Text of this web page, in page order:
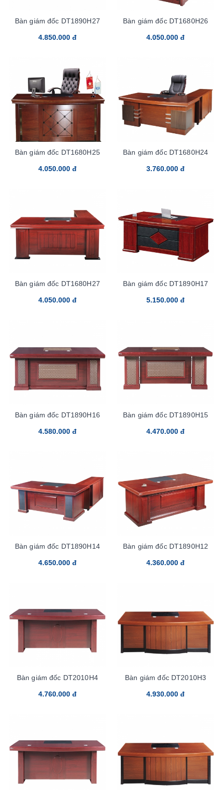
Bàn giám đốc DT1890H27
4.850.000 đ
Bàn giám đốc DT1680H26
4.050.000 đ
Bàn giám đốc DT1680H25
4.050.000 đ
Bàn giám đốc DT1680H24
3.760.000 đ
Bàn giám đốc DT1680H27
4.050.000 đ
Bàn giám đốc DT1890H17
5.150.000 đ
Bàn giám đốc DT1890H16
4.580.000 đ
Bàn giám đốc DT1890H15
4.470.000 đ
Bàn giám đốc DT1890H14
4.650.000 đ
Bàn giám đốc DT1890H12
4.360.000 đ
Bàn giám đốc DT2010H4
4.760.000 đ
Bàn giám đốc DT2010H3
4.930.000 đ